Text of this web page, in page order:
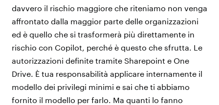
davvero il rischio maggiore che riteniamo non venga
affrontato dalla maggior parte delle organizzazioni
ed è quello che si trasformerà più direttamente in
rischio con Copilot, perché è questo che sfrutta. Le
autorizzazioni definite tramite Sharepoint e One
Drive. È tua responsabilità applicare internamente il
modello dei privilegi minimi e sai che ti abbiamo
fornito il modello per farlo. Ma quanti lo fanno